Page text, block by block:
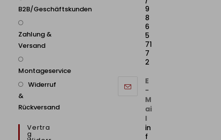
B2B/Geschäftskunden
Zahlung &
Versand
Montageservice
Widerruf
&
Rückversand
Vertra
G
9
8
6
5
71
7
2
E
-
M
ai
l
in
f